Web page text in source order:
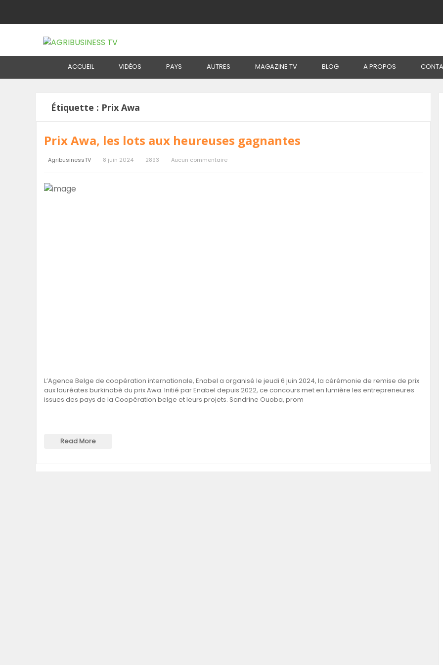
ACCUEIL VIDÉOS PAYS AUTRES MAGAZINE TV BLOG A PROPOS
Home Étiquette :Prix Awa
Étiquette : Prix Awa
Prix Awa, les lots aux heureuses gagnantes
AgribusinessTV 8 juin 2024 2893 Aucun commentaire
L’Agence Belge de coopération internationale, Enabel a organisé le jeudi 6 juin 2024, la cérémonie de remise de prix
aux lauréates burkinabè du prix Awa. Initié par Enabel depuis 2022, ce concours met en lumière les entrepreneures
issues des pays de la Coopération belge et leurs projets. Sandrine Ouoba, prom
Read More